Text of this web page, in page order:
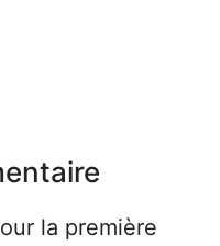
la première